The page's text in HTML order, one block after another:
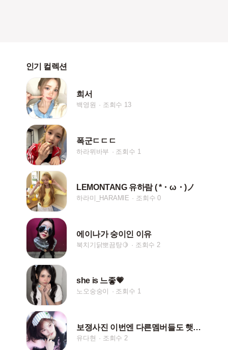
인기 컬렉션
희서
백영원 조회수 13
폭군ㄷㄷㄷ
하라뮈바부 조회수 1
LEMONTANG 유하람 ( *・ω・)ノ
하라미_HARAMIE 조회수 0
에이나가 숭이인 이유
북치기닭뽀끔탕🍋 조회수 2
she is 느좋💗
노오숭숭이 조회수 1
보졍사진 이번엔 다른멤버들도 햇어여
유다현 조회수 2